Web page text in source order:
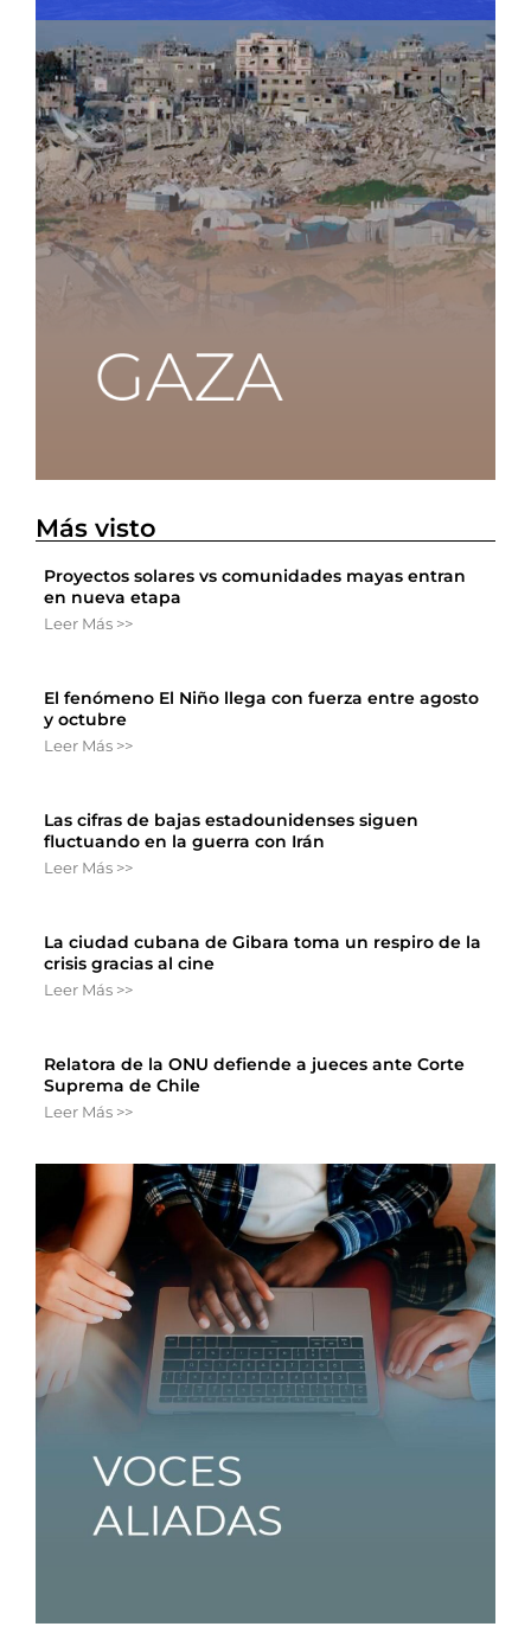
Más visto
Proyectos solares vs comunidades mayas entran
en nueva etapa
Leer Más >>
El fenómeno El Niño llega con fuerza entre agosto
y octubre
Leer Más >>
Las cifras de bajas estadounidenses siguen
fluctuando en la guerra con Irán
Leer Más >>
La ciudad cubana de Gibara toma un respiro de la
crisis gracias al cine
Leer Más >>
Relatora de la ONU defiende a jueces ante Corte
Suprema de Chile
Leer Más >>